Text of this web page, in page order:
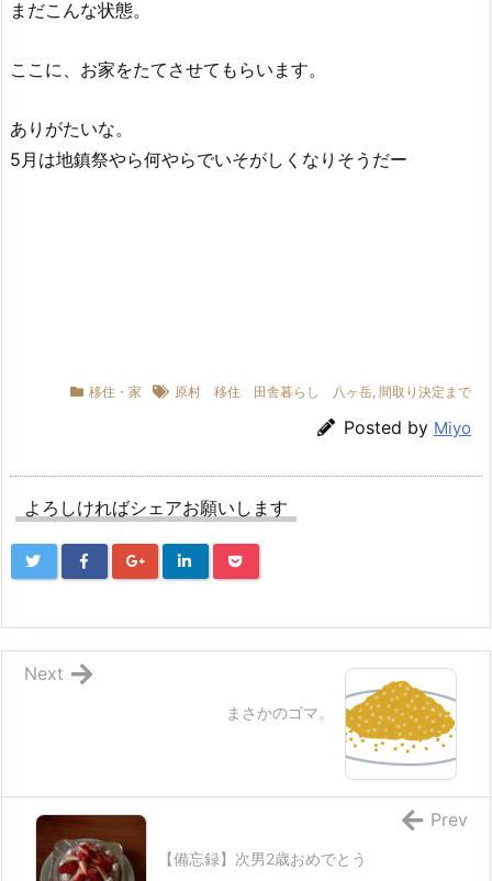
まだこんな状態。
ここに、お家をたてさせてもらいます。
ありがたいな。
5月は地鎮祭やら何やらでいそがしくなりそうだー
移住・家 原村 移住 田舎暮らし 八ヶ岳, 間取り決定まで
Posted by Miyo
よろしければシェアお願いします
まさかのゴマ。
Next
【備忘録】次男2歳おめでとう
Prev